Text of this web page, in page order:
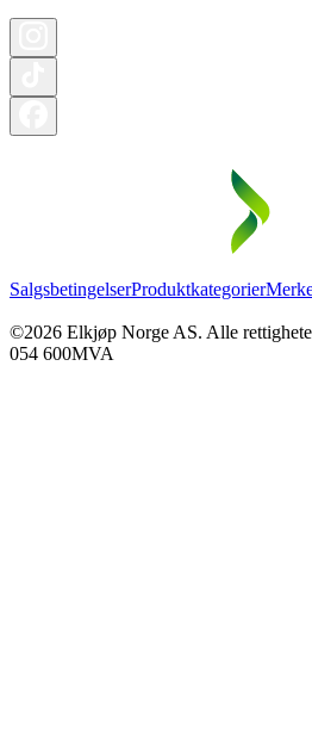
SalgsbetingelserProduktkategorier
©2026 Elkjøp Norge AS. Alle
054 600MVA